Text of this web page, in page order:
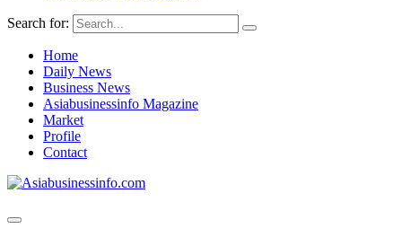
Search for:
Home
Daily News
Business News
Asiabusinessinfo Magazine
Market
Profile
Contact